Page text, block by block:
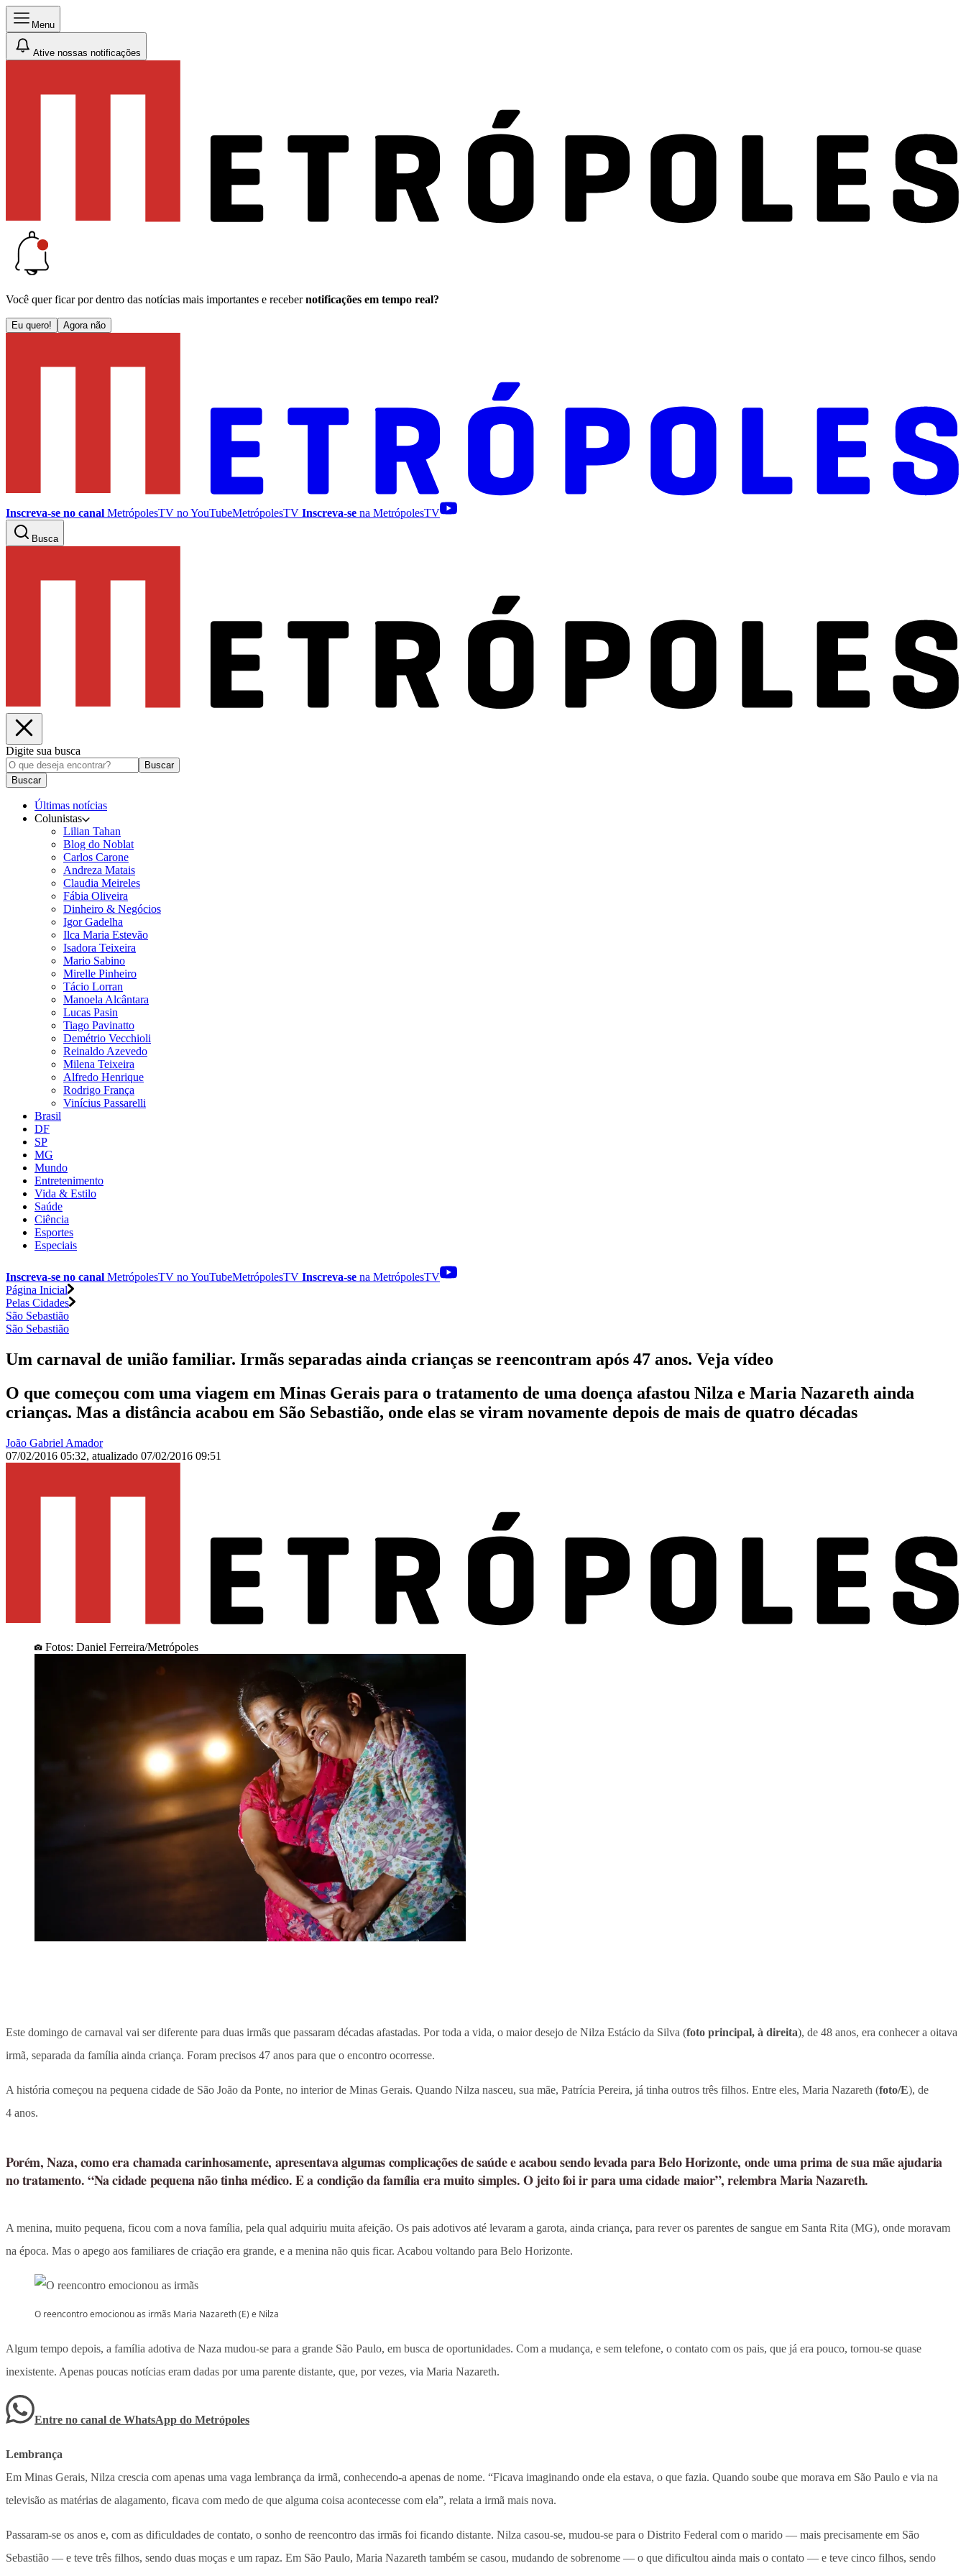
Menu
Ative nossas notificações
Você quer ficar por dentro das notícias mais importantes e receber notificações em tempo real?
Eu quero! Agora não
Inscreva-se no canal MetrópolesTV noYouTubeMetrópolesTV Inscreva-se na MetrópolesTV
Busca
Digite sua busca
Buscar
Buscar
Últimas notícias
Colunistas
Lilian Tahan
Blog do Noblat
Carlos Carone
Andreza Matais
Claudia Meireles
Fábia Oliveira
Dinheiro & Negócios
Igor Gadelha
Ilca Maria Estevão
Isadora Teixeira
Mario Sabino
Mirelle Pinheiro
Tácio Lorran
Manoela Alcântara
Lucas Pasin
Tiago Pavinatto
Demétrio Vecchioli
Reinaldo Azevedo
Milena Teixeira
Alfredo Henrique
Rodrigo França
Vinícius Passarelli
Brasil
DF
SP
MG
Mundo
Entretenimento
Vida & Estilo
Saúde
Ciência
Esportes
Especiais
Inscreva-se no canal MetrópolesTV noYouTubeMetrópolesTV Inscreva-se na MetrópolesTV
Página Inicial
Pelas Cidades
São Sebastião
São Sebastião
Um carnaval de união familiar. Irmãs separadas ainda crianças se reencontram após 47 anos. Veja vídeo
O que começou com uma viagem em Minas Gerais para o tratamento de uma doença afastou Nilza e Maria Nazareth ainda
crianças. Mas a distância acabou em São Sebastião, onde elas se viram novamente depois de mais de quatro décadas
João Gabriel Amador
07/02/2016 05:32, atualizado 07/02/2016 09:51
Fotos: Daniel Ferreira/Metrópoles
Este domingo de carnaval vai ser diferente para duas irmãs que passaram décadas afastadas. Por toda a vida, o maior desejo de Nilza Estácio da Silva (foto principal, à direita), de 48 anos, era conhecer a oitava
irmã, separada da família ainda criança. Foram precisos 47 anos para que o encontro ocorresse.
A história começou na pequena cidade de São João da Ponte, no interior de Minas Gerais. Quando Nilza nasceu, sua mãe, Patrícia Pereira, já tinha outros três filhos. Entre eles, Maria Nazareth (foto/E), de
4 anos.
Porém, Naza, como era chamada carinhosamente, apresentava algumas complicações de saúde e acabou sendo levada para Belo Horizonte, onde uma prima de sua mãe ajudaria
no tratamento. “Na cidade pequena não tinha médico. E a condição da família era muito simples. O jeito foi ir para uma cidade maior”, relembra Maria Nazareth.
A menina, muito pequena, ficou com a nova família, pela qual adquiriu muita afeição. Os pais adotivos até levaram a garota, ainda criança, para rever os parentes de sangue em Santa Rita (MG), onde moravam
na época. Mas o apego aos familiares de criação era grande, e a menina não quis ficar. Acabou voltando para Belo Horizonte.
O reencontro emocionou as irmãs Maria Nazareth (E) e Nilza
Algum tempo depois, a família adotiva de Naza mudou-se para a grande São Paulo, em busca de oportunidades. Com a mudança, e sem telefone, o contato com os pais, que já era pouco, tornou-se quase
inexistente. Apenas poucas notícias eram dadas por uma parente distante, que, por vezes, via Maria Nazareth.
Entre no canal de WhatsApp do Metrópoles
Lembrança
Em Minas Gerais, Nilza crescia com apenas uma vaga lembrança da irmã, conhecendo-a apenas de nome. “Ficava imaginando onde ela estava, o que fazia. Quando soube que morava em São Paulo e via na
televisão as matérias de alagamento, ficava com medo de que alguma coisa acontecesse com ela”, relata a irmã mais nova.
Passaram-se os anos e, com as dificuldades de contato, o sonho de reencontro das irmãs foi ficando distante. Nilza casou-se, mudou-se para o Distrito Federal com o marido — mais precisamente em São
Sebastião — e teve três filhos, sendo duas moças e um rapaz. Em São Paulo, Maria Nazareth também se casou, mudando de sobrenome — o que dificultou ainda mais o contato — e teve cinco filhos, sendo